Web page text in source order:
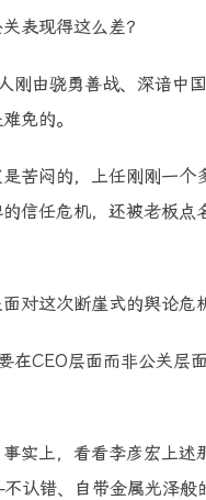
表现得这么差？
刚由骁勇善战、深谙中
免的。
苦闷的，上任刚刚一个
信任危机，还被老板点
对这次断崖式的舆论危
在CEO层面而非公关层
实上，看看李彦宏上
认错、自带金属光泽般